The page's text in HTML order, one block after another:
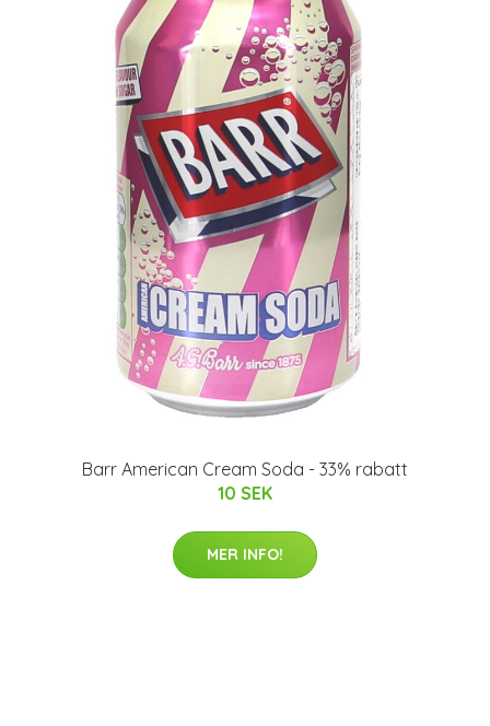
Barr American Cream Soda - 33% rabatt
10 SEK
MER INFO!